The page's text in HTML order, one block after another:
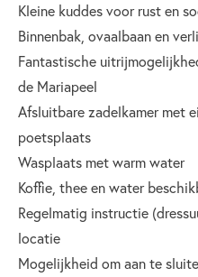
Kleine kuddes voor rust en
Binnenbak, ovaalbaan en
Fantastische
de Mariapeel
Afsluitbare zadelkamer met
poetsplaats
Wasplaats met warm water
Koffie, thee en water
Regelmatig instructie
locatie
Mogelijkheid om aan te